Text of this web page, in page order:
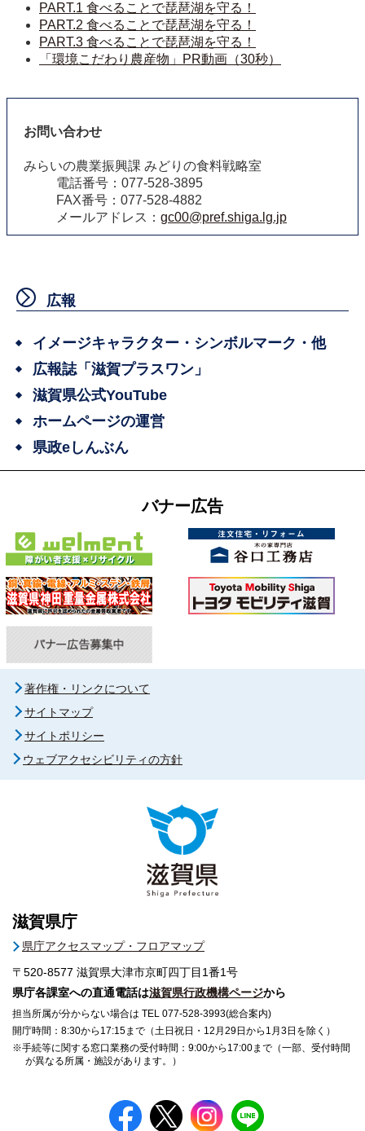
PART.1 食べることで琵琶湖を守る！
PART.2 食べることで琵琶湖を守る！
PART.3 食べることで琵琶湖を守る！
「環境こだわり農産物」PR動画（30秒）
お問い合わせ
みらいの農業振興課 みどりの食料戦略室
電話番号：077-528-3895
FAX番号：077-528-4882
メールアドレス： gc00@pref.shiga.lg.jp
広報
イメージキャラクター・シンボルマーク・他
広報誌「滋賀プラスワン」
滋賀県公式YouTube
ホームページの運営
県政eしんぶん
バナー広告
著作権・リンクについて
サイトマップ
サイトポリシー
ウェブアクセシビリティの方針
滋賀県庁
県庁アクセスマップ・フロアマップ
〒520-8577 滋賀県大津市京町四丁目1番1号
県庁各課室への直通電話は滋賀県行政機構ページから
担当所属が分からない場合は TEL 077-528-3993(総合案内)
開庁時間：8:30から17:15まで（土日祝日・12月29日から1月3日を除く）
※手続等に関する窓口業務の受付時間：9:00から17:00まで（一部、受付時間
が異なる所属・施設があります。）